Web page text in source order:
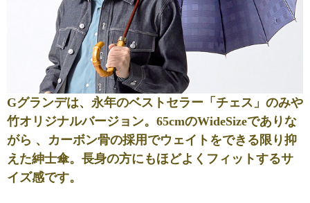
Gグランデは、永年のベストセラー「チェス」のみや
竹オリジナルバージョン。65cmのWideSizeでありな
がら 、カーボン骨の採用でウェイトをできる限り抑
えた紳士傘。長身の方にもほどよくフィットするサ
イズ感です。